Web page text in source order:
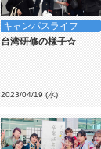
キャンパスライフ
台湾研修の様子☆
2023/04/19 (水)